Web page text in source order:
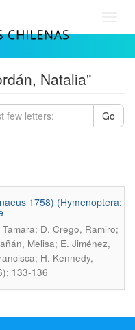
Natalia"
Go
1758) (Hymenoptera:
D. Crego, Ramiro;
Melisa; E. Jiménez,
H. Kennedy,
133-136